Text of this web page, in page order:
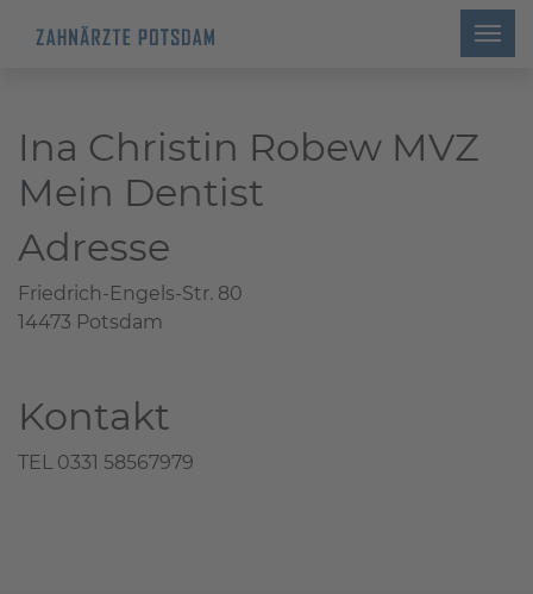
Ina Christin Robew MVZ
Mein Dentist
Adresse
Friedrich-Engels-Str. 80
14473 Potsdam
Kontakt
TEL 0331 58567979